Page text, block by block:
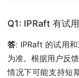
Q1: IPRaft 有试
答: IPRaft 的试用
为准。根据用户反
情况下可能支持短